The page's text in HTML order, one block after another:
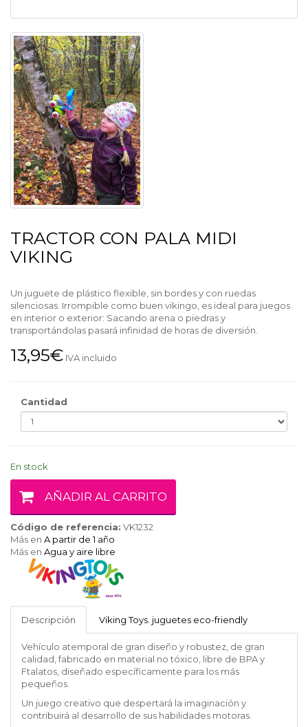
TRACTOR CON PALA MIDI
VIKING
Un juguete de plástico flexible, sin bordes y con ruedas
silenciosas. Irrompible como buen vikingo, es ideal para juegos
en interior o exterior: Sacando arena o piedras y
transportándolas pasará infinidad de horas de diversión.
13,95€ IVA incluido
Cantidad
En stock
AÑADIR AL CARRITO
Código de referencia: VK1232
Más en A partir de 1 año
Más en Agua y aire libre
VIKING
TOYS
Descripción Viking Toys. juguetes eco-friendly
Vehículo atemporal de gran diseño y robustez, de gran
calidad, fabricado en material no tóxico, libre de BPA y
Ftalatos, diseñado específicamente para los más
pequeños.
Un juego creativo que despertará la imaginación y
contribuirá al desarrollo de sus habilidades motoras.